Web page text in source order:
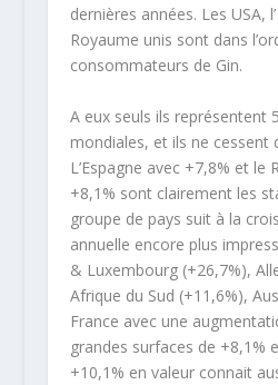
dernières années. Les USA,
Royaume unis sont dans
consommateurs de Gin.
A eux seuls ils représentent
mondiales, et ils ne cessent
L’Espagne avec +7,8% et le
+8,1% sont clairement les
groupe de pays suit à la
annuelle encore plus
& Luxembourg (+26,7%),
Afrique du Sud (+11,6%),
France avec une
grandes surfaces de +8,1%
+10,1% en valeur connait